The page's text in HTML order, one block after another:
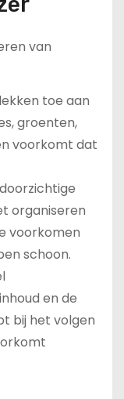
van
toe aan
groenten,
voorkomt dat
organiseren
voorkomen
schoon.
en de
bij het volgen